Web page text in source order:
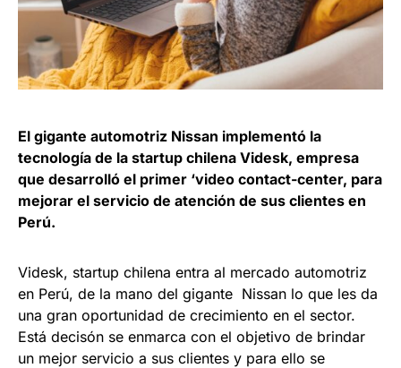
El gigante automotriz Nissan implementó la
tecnología de la startup chilena Videsk, empresa
que desarrolló el primer ‘video contact-center, para
mejorar el servicio de atención de sus clientes en
Perú.
Videsk, startup chilena entra al mercado automotriz
en Perú, de la mano del gigante Nissan lo que les da
una gran oportunidad de crecimiento en el sector.
Está decisón se enmarca con el objetivo de brindar
un mejor servicio a sus clientes y para ello se